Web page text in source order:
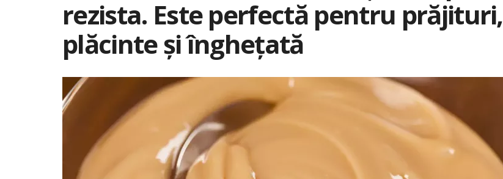
rezista. Este perfectă pentru prăjituri,
plăcinte și înghețată